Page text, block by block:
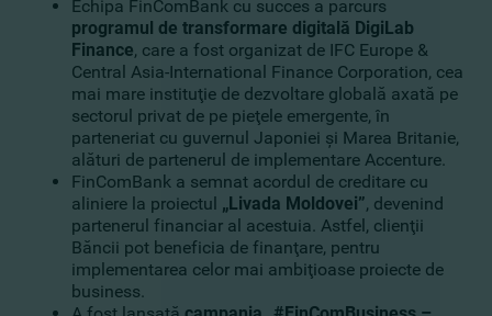
Echipa FinComBank cu succes a parcurs
programul de transformare digitală DigiLab
Finance, care a fost organizat de IFC Europe &
Central Asia-International Finance Corporation, cea
mai mare instituţie de dezvoltare globală axată pe
sectorul privat de pe pieţele emergente, în
parteneriat cu guvernul Japoniei şi Marea Britanie,
alături de partenerul de implementare Accenture.
FinComBank a semnat acordul de creditare cu
aliniere la proiectul „Livada Moldovei”, devenind
partenerul financiar al acestuia. Astfel, clienţii
Băncii pot beneficia de finanţare, pentru
implementarea celor mai ambiţioase proiecte de
business.